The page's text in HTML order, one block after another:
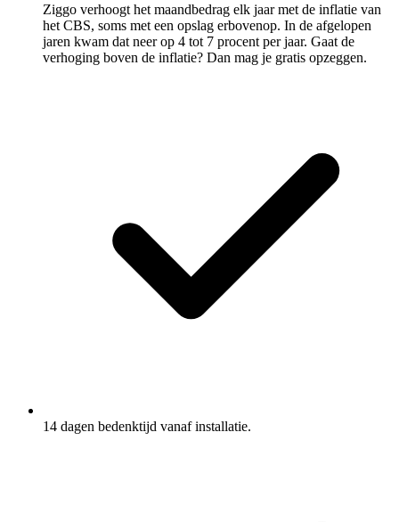
Ziggo verhoogt het maandbedrag elk jaar met de inflatie van
het CBS, soms met een opslag erbovenop. In de afgelopen
jaren kwam dat neer op 4 tot 7 procent per jaar. Gaat de
verhoging boven de inflatie? Dan mag je gratis opzeggen.
14 dagen bedenktijd vanaf installatie.